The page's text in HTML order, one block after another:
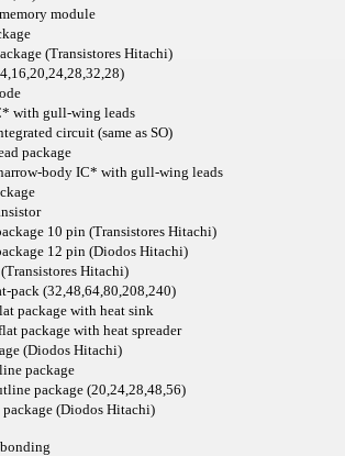
module
(Transistores Hitachi)
with gull-wing leads
circuit (same as SO)
package
body IC* with gull-wing leads
10 pin (Transistores Hitachi)
12 pin (Diodos Hitachi)
Hitachi)
pack (32,48,64,80,208,240)
package with heat sink
package with heat spreader
(Diodos Hitachi)
package
package (20,24,28,48,56)
package (Diodos Hitachi)